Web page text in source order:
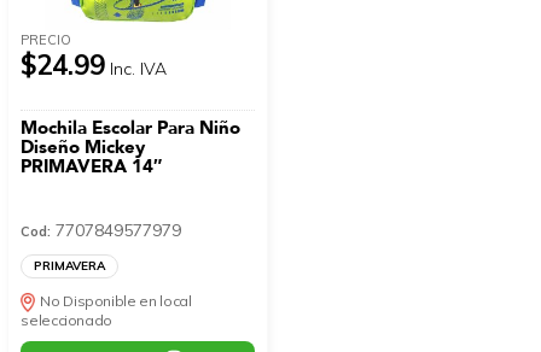
PRECIO
$24.99 Inc. IVA
Mochila Escolar Para Niño
Diseño Mickey
PRIMAVERA 14″
Cod: 7707849577979
PRIMAVERA
No Disponible en local
seleccionado